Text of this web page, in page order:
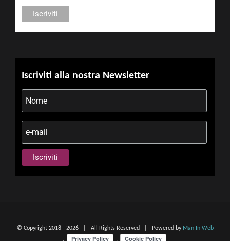
Iscriviti alla nostra Newsletter
© Copyright 2018 - 2026 | All Rights Reserved | Powered by Man In Web